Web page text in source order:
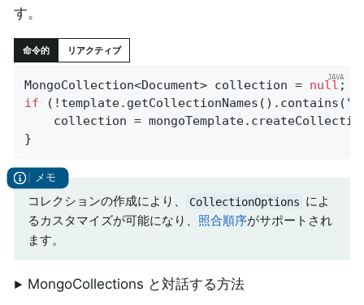
す。
命令的 リアクティブ
MongoCollection<Document> collection = null
if (!template.getCollectionNames().contains(
collection =
}
コレクションの作成により、 CollectionOptions によ
るカスタマイズが可能になり、 照合順序がサポートされ
ます。
MongoCollections と対話する方法